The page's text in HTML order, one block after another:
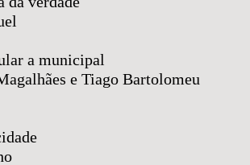
a municipal
e Tiago Bartolomeu